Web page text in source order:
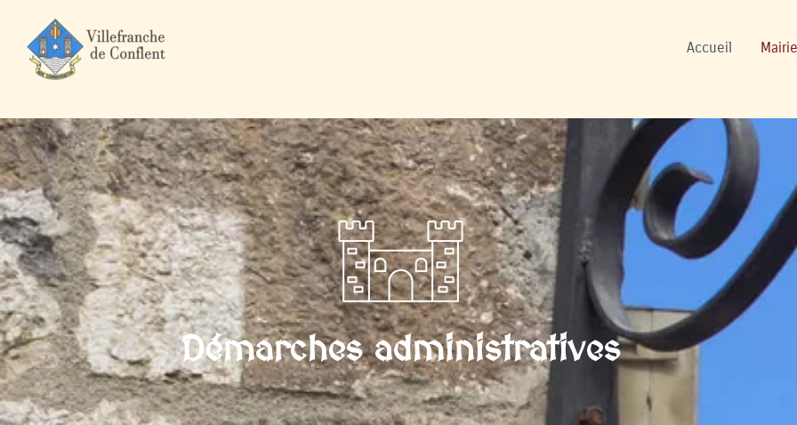
Accueil
Démarches administratives